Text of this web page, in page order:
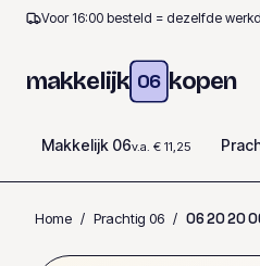
Voor 16:00 besteld = dezelfde
makkelijk 06 kopen
Makkelijk 06v.a. € 11,25
Home / Prachtig 06 / 0620200